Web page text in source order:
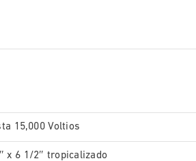
15,000 Voltios
x 6 1/2″ tropicalizado